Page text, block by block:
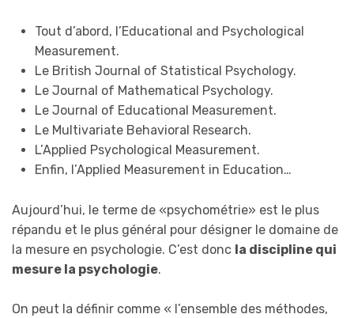
Tout d’abord, l’Educational and Psychological
Measurement.
Le British Journal of Statistical Psychology.
Le Journal of Mathematical Psychology.
Le Journal of Educational Measurement.
Le Multivariate Behavioral Research.
L’Applied Psychological Measurement.
Enfin, l’Applied Measurement in Education…
Aujourd’hui, le terme de «psychométrie» est le plus
répandu et le plus général pour désigner le domaine de
la mesure en psychologie. C’est donc la discipline qui
mesure la psychologie.
On peut la définir comme « l’ensemble des méthodes,